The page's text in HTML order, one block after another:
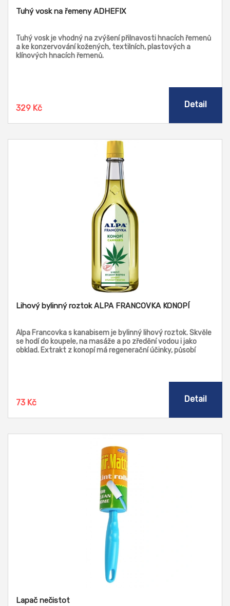
Tuhý vosk na řemeny ADHEFIX
Tuhý vosk je vhodný na zvýšení přilnavosti hnacích řemenů
a ke konzervování kožených, textilních, plastových a
klínových hnacích řemenů.
329 Kč Detail
Lihový bylinný roztok ALPA FRANCOVKA KONOPÍ
Alpa Francovka s kanabisem je bylinný lihový roztok. Skvěle
se hodí do koupele, na masáže a po zředění vodou i jako
obklad. Extrakt z konopí má regenerační účinky, působí
73 Kč Detail
Lapač nečistot